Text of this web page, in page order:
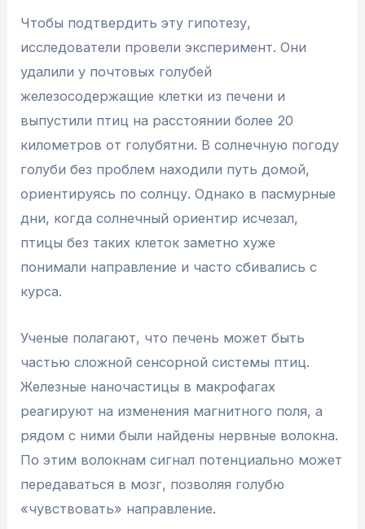
Чтобы подтвердить эту гипотезу,
исследователи провели эксперимент. Они
удалили у почтовых голубей
железосодержащие клетки из печени и
выпустили птиц на расстоянии более 20
километров от голубятни. В солнечную погоду
голуби без проблем находили путь домой,
ориентируясь по солнцу. Однако в пасмурные
дни, когда солнечный ориентир исчезал,
птицы без таких клеток заметно хуже
понимали направление и часто сбивались с
курса.
Ученые полагают, что печень может быть
частью сложной сенсорной системы птиц.
Железные наночастицы в макрофагах
реагируют на изменения магнитного поля, а
рядом с ними были найдены нервные волокна.
По этим волокнам сигнал потенциально может
передаваться в мозг, позволяя голубю
«чувствовать» направление.